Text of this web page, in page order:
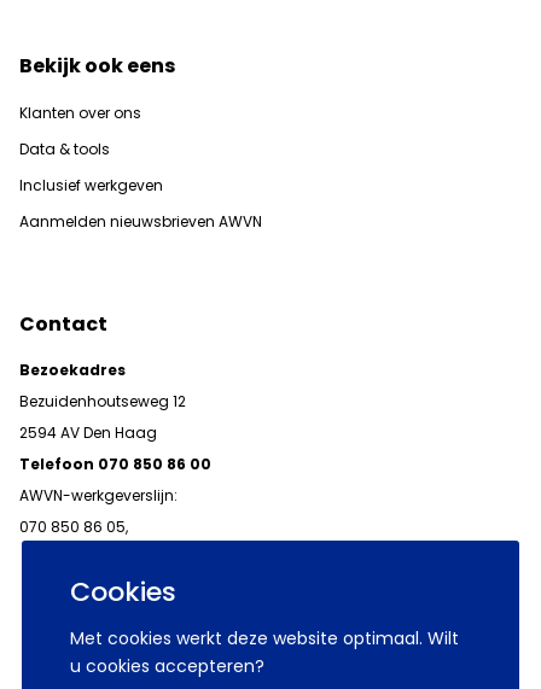
Cookies
Met cookies werkt deze website optimaal. Wilt
u cookies accepteren?
Bekijk ook eens
Klanten over ons
Data & tools
Inclusief werkgeven
Aanmelden nieuwsbrieven AWVN
Contact
Bezoekadres
Bezuidenhoutseweg 12
2594 AV Den Haag
Telefoon 070 850 86 00
AWVN-werkgeverslijn:
070 850 86 05,
© 2026 AWVN